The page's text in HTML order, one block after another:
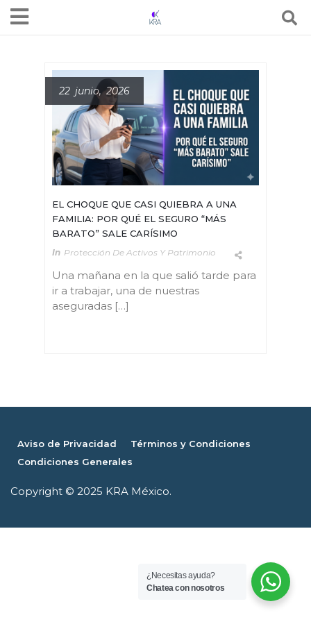
22 junio, 2026
EL CHOQUE QUE CASI QUIEBRA A UNA
FAMILIA: POR QUÉ EL SEGURO “MÁS
BARATO” SALE CARÍSIMO
In Protección De Activos Y Patrimonio
Una mañana en la que salió tarde para
ir a trabajar, una de nuestras
aseguradas […]
Aviso de Privacidad
Términos y Condiciones
Condiciones Generales
Copyright © 2025 KRA México.
¿Necesitas ayuda?
Chatea con nosotros